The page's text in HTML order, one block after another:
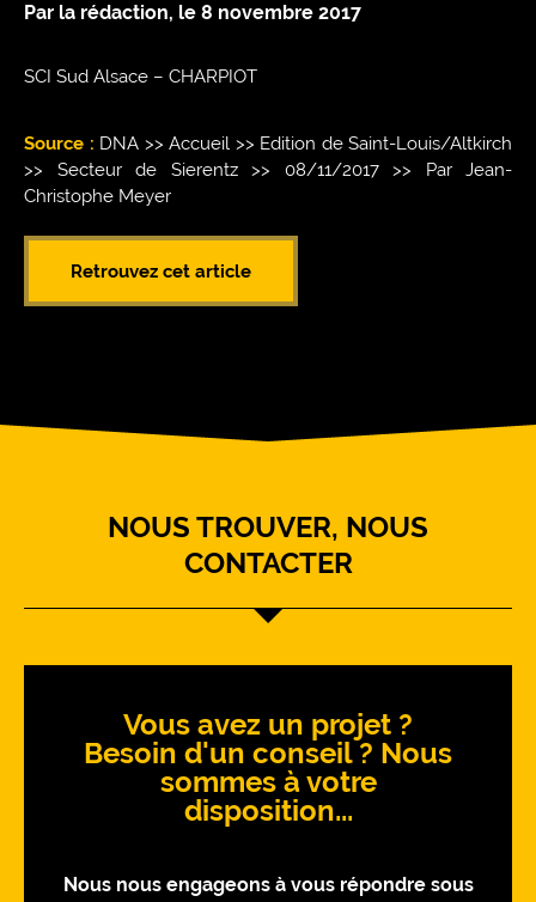
Par la rédaction, le 8 novembre 2017
SCI Sud Alsace – CHARPIOT
Source : DNA >> Accueil >> Edition de Saint-Louis/Altkirch
>> Secteur de Sierentz >> 08/11/2017 >> Par Jean-
Christophe Meyer
Retrouvez cet article
NOUS TROUVER, NOUS
CONTACTER
Vous avez un projet ?
Besoin d'un conseil ? Nous
sommes à votre
disposition...
Nous nous engageons à vous répondre sous